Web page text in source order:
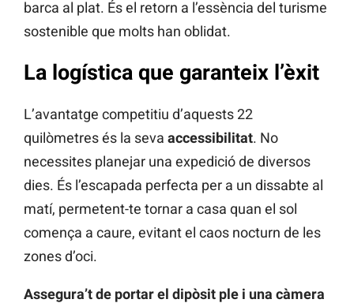
barca al plat. És el retorn a l’essència del turisme
sostenible que molts han oblidat.
La logística que garanteix l’èxit
L’avantatge competitiu d’aquests 22
quilòmetres és la seva accessibilitat. No
necessites planejar una expedició de diversos
dies. És l’escapada perfecta per a un dissabte al
matí, permetent-te tornar a casa quan el sol
comença a caure, evitant el caos nocturn de les
zones d’oci.
Assegura’t de portar el dipòsit ple i una càmera